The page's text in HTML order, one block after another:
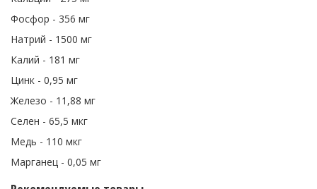
Фосфор - 356 мг
Натрий - 1500 мг
Калий - 181 мг
Цинк - 0,95 мг
Железо - 11,88 мг
Селен - 65,5 мкг
Медь - 110 мкг
Марганец - 0,05 мг